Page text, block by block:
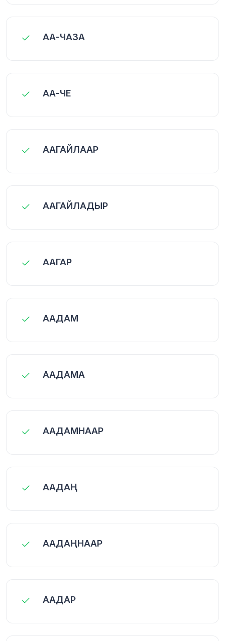
АА-ЧАЗА
АА-ЧЕ
ААГАЙЛААР
ААГАЙЛАДЫР
ААГАР
ААДАМ
ААДАМА
ААДАМНААР
ААДАҢ
ААДАҢНААР
ААДАР